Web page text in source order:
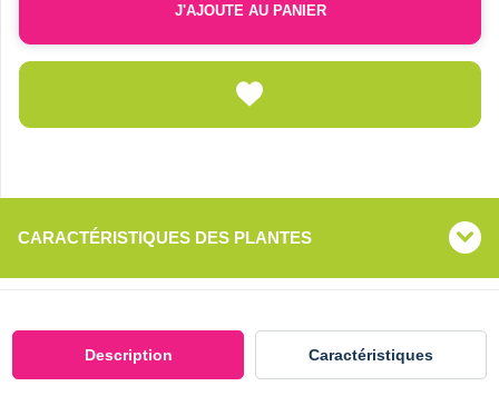
J'AJOUTE AU PANIER
CARACTÉRISTIQUES DES PLANTES
Description Caractéristiques